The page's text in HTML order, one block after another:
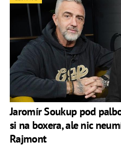
Jaromír Soukup pod
si na boxera, ale nic
Rajmont